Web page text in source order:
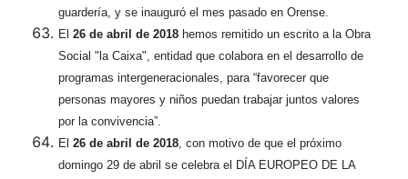
guardería, y se inauguró el mes pasado en Orense.
El 26 de abril de 2018 hemos remitido un escrito a la Obra
Social "la Caixa", entidad que colabora en el desarrollo de
programas intergeneracionales, para “favorecer que
personas mayores y niños puedan trabajar juntos valores
por la convivencia”.
El 26 de abril de 2018 , con motivo de que el próximo
domingo 29 de abril se celebra el DÍA EUROPEO DE LA